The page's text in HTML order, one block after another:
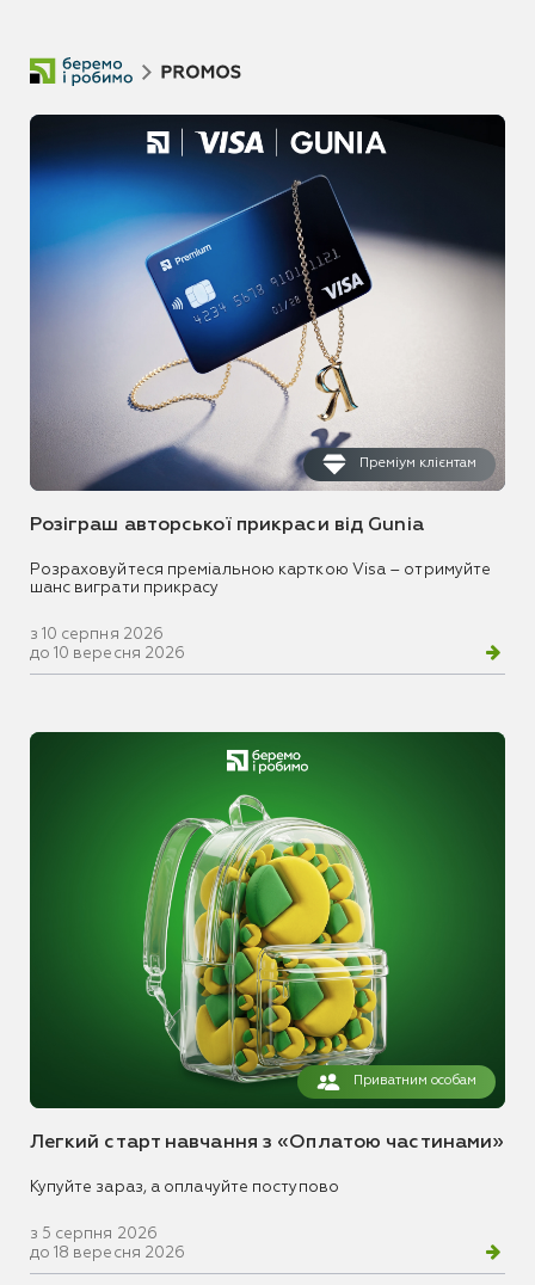
Преміум клієнтам
Розіграш авторської прикраси від Gunia
Розраховуйтеся преміальною карткою Visa – отримуйте
шанс виграти прикрасу
з 10 серпня 2026
до 10 вересня 2026
Приватним особам
Легкий старт навчання з «Оплатою частинами»
Купуйте зараз, а оплачуйте поступово
з 5 серпня 2026
до 18 вересня 2026